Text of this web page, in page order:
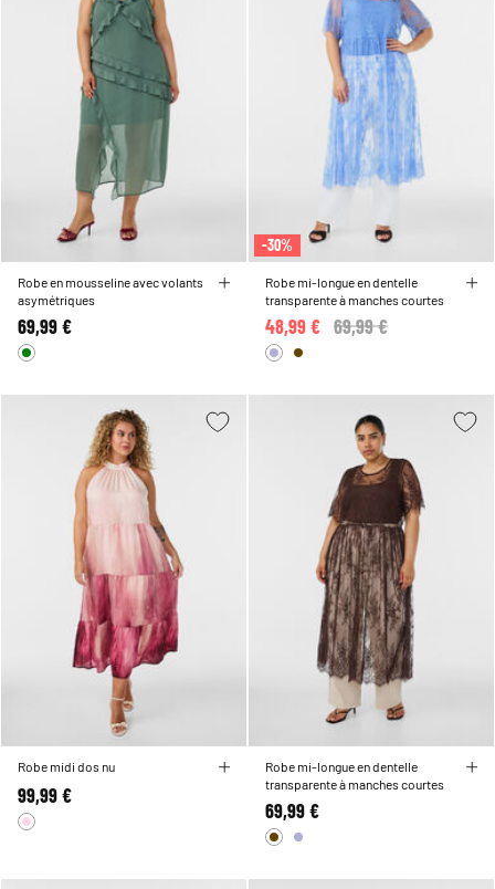
Robe en mousseline avec volants
asymétriques
69,99 €
-30%
Robe mi-longue en dentelle
transparente à manches courtes
Price reduced from
69,99 €
48,99 €
Robe midi dos nu
99,99 €
Robe mi-longue en dentelle
transparente à manches courtes
69,99 €